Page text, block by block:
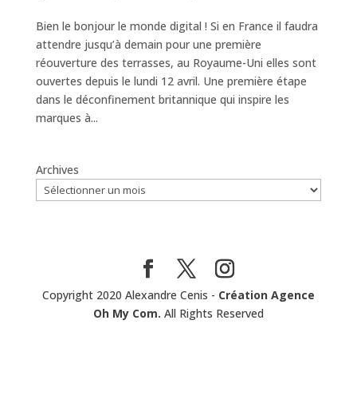
Bien le bonjour le monde digital ! Si en France il faudra
attendre jusqu’à demain pour une première
réouverture des terrasses, au Royaume-Uni elles sont
ouvertes depuis le lundi 12 avril. Une première étape
dans le déconfinement britannique qui inspire les
marques à...
Archives
Copyright 2020 Alexandre Cenis - Création Agence
Oh My Com. All Rights Reserved